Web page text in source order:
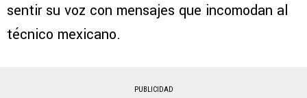
sentir su voz con mensajes que incomodan al
técnico mexicano.
PUBLICIDAD